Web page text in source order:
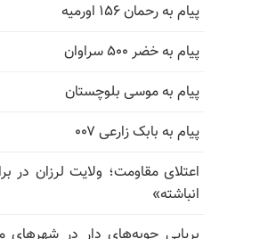
پیام به رحمان ۱۵۶ اورمیه
پیام به خضر ۵۰۰ سراوان
پیام به موسی بلوچستان
پیام به بابک زارعی ۰۰۷
اعتلای مقاومت؛ ولایت لرزان در
انباشته»